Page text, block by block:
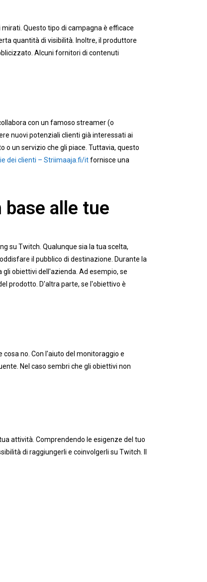
Questo tipo di campagna è efficace
quantità di visibilità. Inoltre, il produttore
Alcuni fornitori di contenuti
con un famoso streamer (o
nuovi potenziali clienti già interessati ai
o un servizio che gli piace. Tuttavia, questo
dei clienti – Striimaaja.fi/itfornisce una
alle tue
su Twitch. Qualunque sia la tua scelta,
il pubblico di destinazione. Durante la
obiettivi dell'azienda. Ad esempio, se
prodotto. D'altra parte, se l'obiettivo è
no. Con l'aiuto del monitoraggio e
Nel caso sembri che gli obiettivi non
attività. Comprendendo le esigenze del tuo
di raggiungerli e coinvolgerli su Twitch. Il